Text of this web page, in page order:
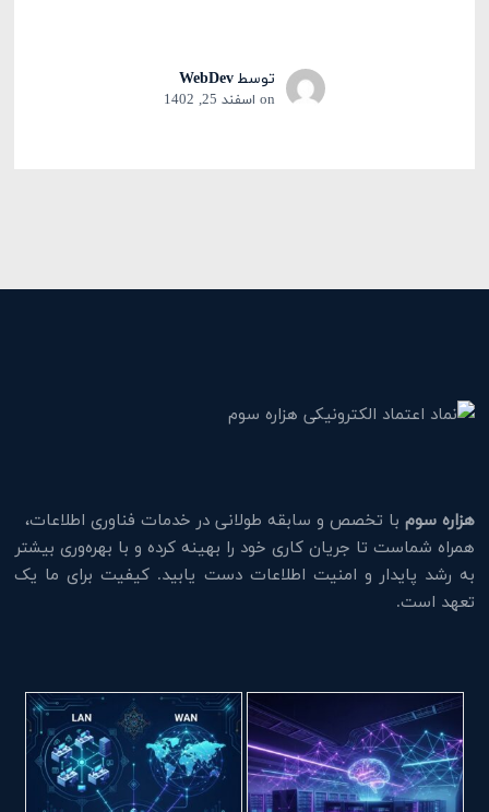
توسطWebDev
on اسفند 25, 1402
هزاره سوم با تخصص و سابقه طولانی در خدمات فناوری اطلاعات،
همراه شماست تا جریان کاری خود را بهینه کرده و با بهره‌وری بیشتر
به رشد پایدار و امنیت اطلاعات دست یابید. کیفیت برای ما یک
تعهد است.